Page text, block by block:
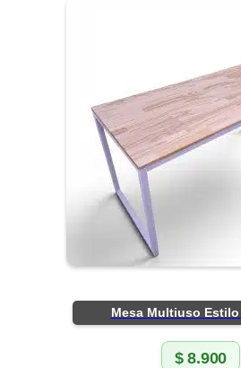
Mesa Multiuso
$8.900